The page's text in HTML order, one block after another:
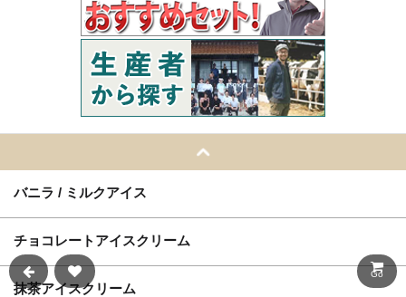
バニラ / ミルクアイス
チョコレートアイスクリーム
抹茶アイスクリーム
Go